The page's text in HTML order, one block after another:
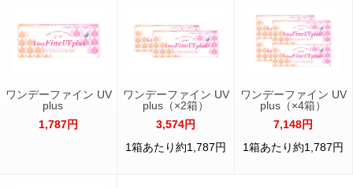
ワンデーファイン UV
plus
1,787円
ワンデーファイン UV
plus（×2箱）
3,574円
1箱あたり約1,787円
ワンデーファイン UV
plus（×4箱）
7,148円
1箱あたり約1,787円